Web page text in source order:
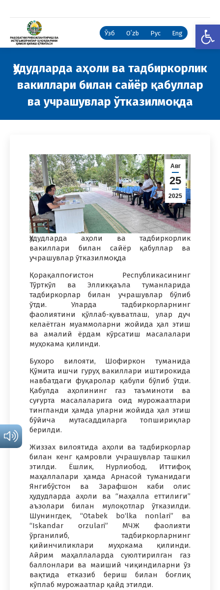
Ўзб Oʻzb Рус Eng
Ҳудудларда аҳоли ва тадбиркорлик
вакиллари билан сайёр қабуллар
ва учрашувлар ўтказилмоқда
Авг
25
2025
Ҳудудларда аҳоли ва тадбиркорлик
вакиллари билан сайёр қабуллар ва
учрашувлар ўтказилмоқда
Қорақалпоғистон Республикасининг
Тўрткўл ва Элликқаъла туманларида
тадбиркорлар билан учрашувлар бўлиб
ўтди. Уларда тадбиркорларнинг
фаолиятини қўллаб-қувватлаш, улар дуч
келаётган муаммоларни жойида ҳал этиш
ва амалий ёрдам кўрсатиш масалалари
муҳокама қилинди.
Бухоро вилояти, Шофиркон туманида
Қўмита ишчи гуруҳ вакиллари иштирокида
навбатдаги фуқаролар қабули бўлиб ўтди.
Қабулда аҳолининг газ таъминоти ва
суғурта масалаларига оид мурожаатлари
тингланди ҳамда уларни жойида ҳал этиш
бўйича мутасаддиларга топшириқлар
берилди.
Жиззах вилоятида аҳоли ва тадбиркорлар
билан кенг қамровли учрашувлар ташкил
этилди. Ёшлик, Нурлиобод, Иттифоқ
маҳаллалари ҳамда Арнасой туманидаги
Янгибўстон ва Зарафшон каби олис
ҳудудларда аҳоли ва “маҳалла еттилиги”
аъзолари билан мулоқотлар ўтказилди.
Шунингдек, “Otabek bo‘lka nonlari” ва
“Iskandar orzulari” МЧЖ фаолияти
ўрганилиб, тадбиркорларнинг
қийинчиликлари муҳокама қилинди.
Айрим маҳаллаларда суюлтирилган газ
баллонлари ва маиший чиқиндиларни ўз
вақтида етказиб бериш билан боғлиқ
кўплаб мурожаатлар қайд этилди.